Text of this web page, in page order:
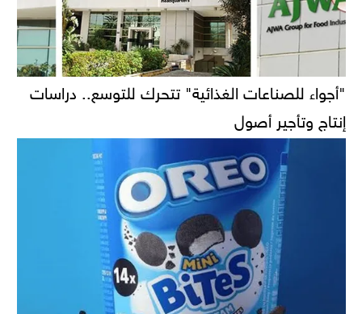
"أجواء للصناعات الغذائية" تتحرك للتوسع.. دراسات
إنتاج وتأجير أصول